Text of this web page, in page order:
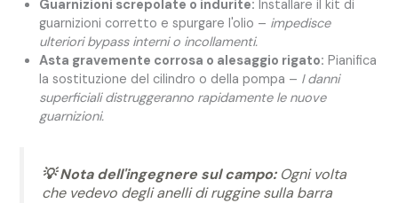
Guarnizioni screpolate o indurite: Installare il kit di
guarnizioni corretto e spurgare l'olio – impedisce
ulteriori bypass interni o incollamenti.
Asta gravemente corrosa o alesaggio rigato: Pianifica
la sostituzione del cilindro o della pompa – I danni
superficiali distruggeranno rapidamente le nuove
guarnizioni.
💡 Nota dell'ingegnere sul campo:Ogni volta
che vedevo degli anelli di ruggine sulla barra